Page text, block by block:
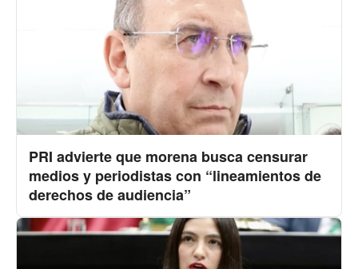
PRI advierte que morena busca censurar
medios y periodistas con “lineamientos de
derechos de audiencia”